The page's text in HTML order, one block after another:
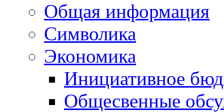
Общая информация
Символика
Экономика
Инициативное
Общесвенные